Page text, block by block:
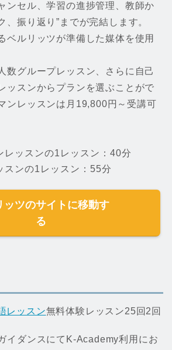
ンセル、学習の進捗管理、教師か
、振り返り”までが完結します。
ベルリッツが準備した媒体を使用
数グループレッスン、さらに自己
ッスンからプランを選ぶことがで
ンレッスンは月19,800円～受講可
レッスンの1レッスン：40分
スンの1レッスン：55分
ッツのサイトに移動す
る
無料体験レッスン25回2回
イダンスにてK-Academy利用にお